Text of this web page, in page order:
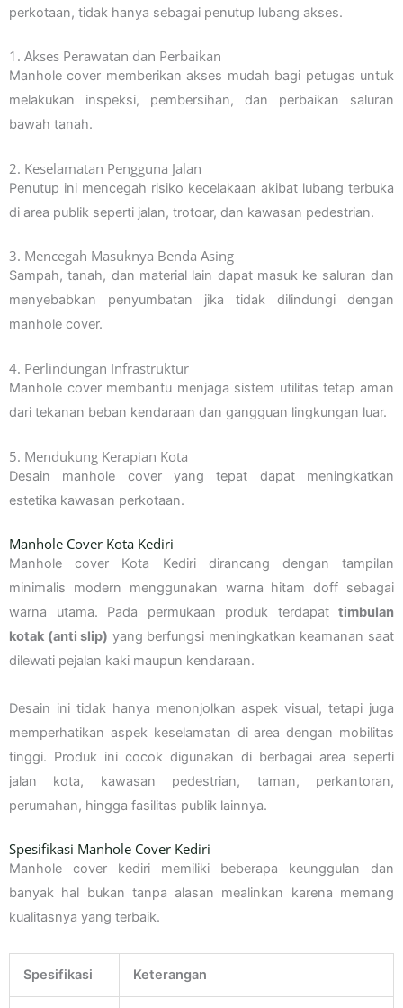
perkotaan, tidak hanya sebagai penutup lubang akses.
1. Akses Perawatan dan Perbaikan
Manhole cover memberikan akses mudah bagi petugas untuk
melakukan inspeksi, pembersihan, dan perbaikan saluran
bawah tanah.
2. Keselamatan Pengguna Jalan
Penutup ini mencegah risiko kecelakaan akibat lubang terbuka
di area publik seperti jalan, trotoar, dan kawasan pedestrian.
3. Mencegah Masuknya Benda Asing
Sampah, tanah, dan material lain dapat masuk ke saluran dan
menyebabkan penyumbatan jika tidak dilindungi dengan
manhole cover.
4. Perlindungan Infrastruktur
Manhole cover membantu menjaga sistem utilitas tetap aman
dari tekanan beban kendaraan dan gangguan lingkungan luar.
5. Mendukung Kerapian Kota
Desain manhole cover yang tepat dapat meningkatkan
estetika kawasan perkotaan.
Manhole Cover Kota Kediri
Manhole cover Kota Kediri dirancang dengan tampilan
minimalis modern menggunakan warna hitam doff sebagai
warna utama. Pada permukaan produk terdapat timbulan
kotak (anti slip) yang berfungsi meningkatkan keamanan saat
dilewati pejalan kaki maupun kendaraan.
Desain ini tidak hanya menonjolkan aspek visual, tetapi juga
memperhatikan aspek keselamatan di area dengan mobilitas
tinggi. Produk ini cocok digunakan di berbagai area seperti
jalan kota, kawasan pedestrian, taman, perkantoran,
perumahan, hingga fasilitas publik lainnya.
Spesifikasi Manhole Cover Kediri
Manhole cover kediri memiliki beberapa keunggulan dan
banyak hal bukan tanpa alasan mealinkan karena memang
kualitasnya yang terbaik.
Spesifikasi Keterangan